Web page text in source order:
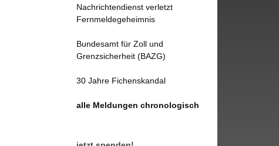
Nachrichtendienst verletzt
Fernmeldegeheimnis
Bundesamt für Zoll und
Grenzsicherheit (BAZG)
30 Jahre Fichenskandal
alle Meldungen chronologisch